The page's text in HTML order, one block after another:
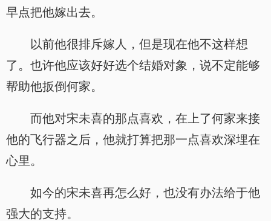
早点把他嫁出去。
以前他很排斥嫁人，但是现在他不这样想
了。也许他应该好好选个结婚对象，说不定能够
帮助他扳倒何家。
而他对宋未喜的那点喜欢，在上了何家来接
他的飞行器之后，他就打算把那一点喜欢深埋在
心里。
如今的宋未喜再怎么好，也没有办法给于他
强大的支持。